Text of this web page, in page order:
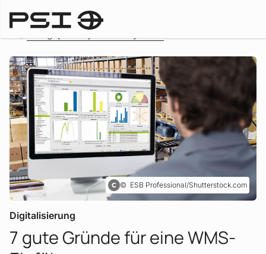
ESB Professional/Shutterstock.com
Digitalisierung
:
7 gute Gründe für eine WMS-